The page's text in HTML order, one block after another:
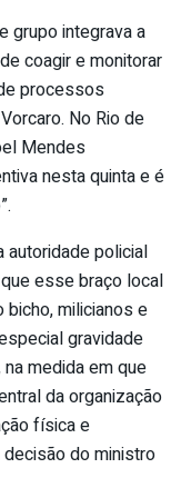
grupo integrava a
coagir e monitorar
processos
No Rio de
Mendes
nesta quinta e é
autoridade policial
esse braço local
milicianos e
gravidade
medida em que
da organização
física e
do ministro